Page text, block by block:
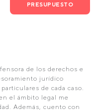
PRESUPUESTO
de los derechos e
jurídico
de cada caso.
el ámbito legal me
Además, cuento con